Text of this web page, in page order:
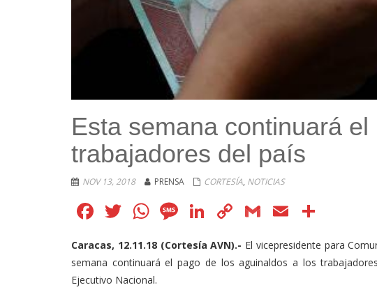
Esta semana continuará
trabajadores del país
NOV 13, 2018 PRENSA CORTESÍA, NOTICIAS
Facebook
Twitter
WhatsApp
Message
LinkedIn
Copy
Link
GmailEmail
Caracas, 12.11.18 (Cortesía AVN).- El vicepresidente para
semana continuará el pago de los aguinaldos a los
Ejecutivo Nacional.